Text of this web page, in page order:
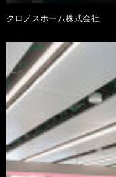
クロノスホーム株式会社